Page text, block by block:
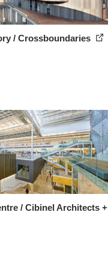
/ Crossboundaries
/ Cibinel Architects +